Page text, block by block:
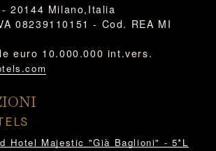
20144 Milano,Italia
08239110151 - Cod. REA MI
euro 10.000.000 int.vers.
Hotel Majestic "Già Baglioni" - 5*L